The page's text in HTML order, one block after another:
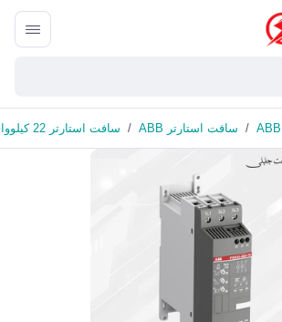
ABB
/ سافت استارتر ABB / سافت استارتر 22 کیلووات ABB PSR45-600-70